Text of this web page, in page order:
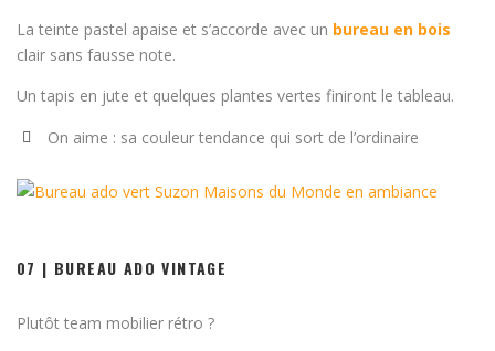
La teinte pastel apaise et s’accorde avec un bureau en bois
clair sans fausse note.
Un tapis en jute et quelques plantes vertes finiront le tableau.
On aime : sa couleur tendance qui sort de l’ordinaire
07 | BUREAU ADO VINTAGE
Plutôt team mobilier rétro ?